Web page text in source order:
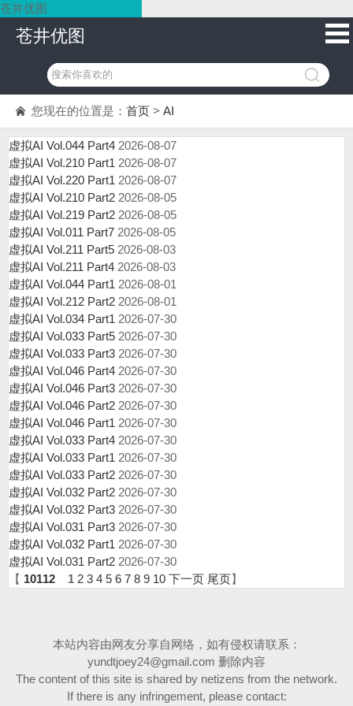
苍井优图
苍井优图
您现在的位置是： 首页 > AI
虚拟AI Vol.044 Part4 2026-08-07
虚拟AI Vol.210 Part1 2026-08-07
虚拟AI Vol.220 Part1 2026-08-07
虚拟AI Vol.210 Part2 2026-08-05
虚拟AI Vol.219 Part2 2026-08-05
虚拟AI Vol.011 Part7 2026-08-05
虚拟AI Vol.211 Part5 2026-08-03
虚拟AI Vol.211 Part4 2026-08-03
虚拟AI Vol.044 Part1 2026-08-01
虚拟AI Vol.212 Part2 2026-08-01
虚拟AI Vol.034 Part1 2026-07-30
虚拟AI Vol.033 Part5 2026-07-30
虚拟AI Vol.033 Part3 2026-07-30
虚拟AI Vol.046 Part4 2026-07-30
虚拟AI Vol.046 Part3 2026-07-30
虚拟AI Vol.046 Part2 2026-07-30
虚拟AI Vol.046 Part1 2026-07-30
虚拟AI Vol.033 Part4 2026-07-30
虚拟AI Vol.033 Part1 2026-07-30
虚拟AI Vol.033 Part2 2026-07-30
虚拟AI Vol.032 Part2 2026-07-30
虚拟AI Vol.032 Part3 2026-07-30
虚拟AI Vol.031 Part3 2026-07-30
虚拟AI Vol.032 Part1 2026-07-30
虚拟AI Vol.031 Part2 2026-07-30
【 10112 1 2 3 4 5 6 7 8 9 10 下一页 尾页】
本站内容由网友分享自网络，如有侵权请联系：
yundtjoey24@gmail.com 删除内容
The content of this site is shared by netizens from the network.
If there is any infringement, please contact: